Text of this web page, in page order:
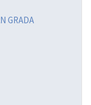
GRADA